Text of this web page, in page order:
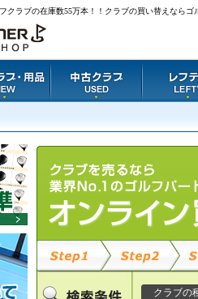
クラブの在庫数55万本！！クラブの買い替えなら
クラブの